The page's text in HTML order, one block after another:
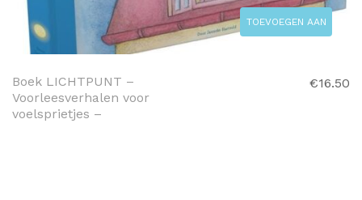
TOEVOEGEN AAN
Boek LICHTPUNT –
Voorleesverhalen voor
voelsprietjes –
€16.50